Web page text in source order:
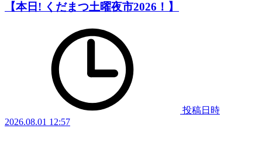
【本日! くだまつ土曜夜市2026！】
投稿日時
2026.08.01 12:57